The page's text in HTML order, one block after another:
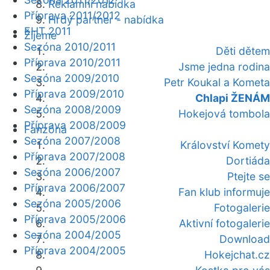
Reklamní nabídka
Hrdý partner - nabídka
Žijeme
Děti dětem
Jsme jedna rodina
Petr Koukal a Kometa
Chlapi ŽENÁM
Hokejová tombola
Fanzóna
Království Komety
Dortiáda
Ptejte se
Fan klub informuje
Fotogalerie
Aktivní fotogalerie
Download
Hokejchat.cz
Příprava 2011/2012
EHT 2011
Sezóna 2010/2011
Příprava 2010/2011
Sezóna 2009/2010
Příprava 2009/2010
Sezóna 2008/2009
Příprava 2008/2009
Sezóna 2007/2008
Příprava 2007/2008
Sezóna 2006/2007
Příprava 2006/2007
Sezóna 2005/2006
Příprava 2005/2006
Sezóna 2004/2005
Příprava 2004/2005